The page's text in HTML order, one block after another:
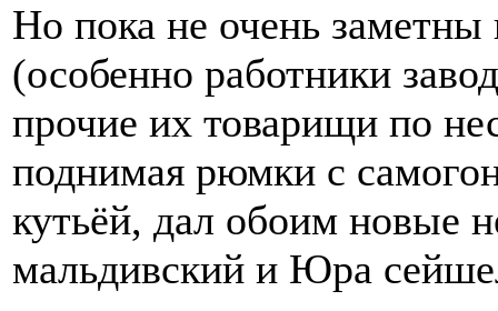
Но пока не очень заметны
(особенно работники
прочие их товарищи по
поднимая рюмки с
кутьёй, дал обоим новые
мальдивский и Юра